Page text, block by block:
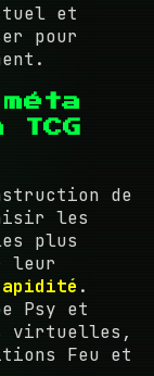
et
pour
de
les
plus
leur
.
Psy et
virtuelles,
Feu et